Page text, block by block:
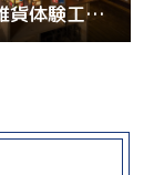
手作り雑貨体験工房IRODORI